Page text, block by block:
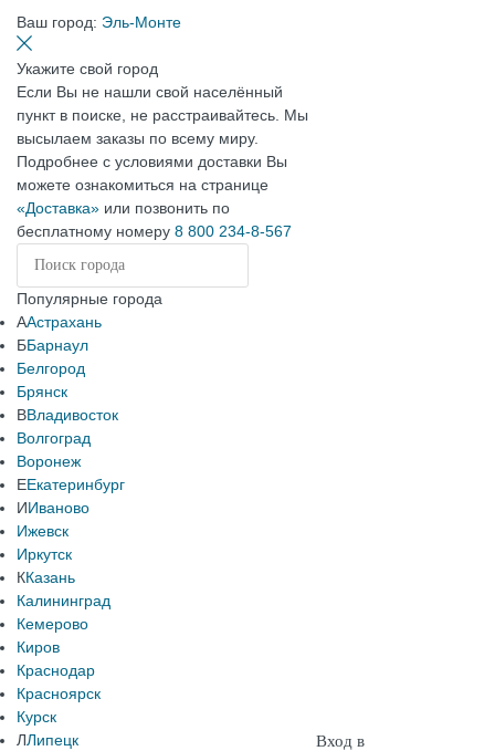
Ваш город: Эль-Монте
Укажите свой город
Если Вы не нашли свой населённый
пункт в поиске, не расстраивайтесь. Мы
высылаем заказы по всему миру.
Подробнее с условиями доставки Вы
можете ознакомиться на странице
«Доставка» или позвонить по
бесплатному номеру 8 800 234-8-567
Популярные города
ААстрахань
ББарнаул
Белгород
Брянск
ВВладивосток
Волгоград
Воронеж
ЕЕкатеринбург
ИИваново
Ижевск
Иркутск
ККазань
Калининград
Кемерово
Киров
Краснодар
Красноярск
Курск
ЛЛипецк
Вход в